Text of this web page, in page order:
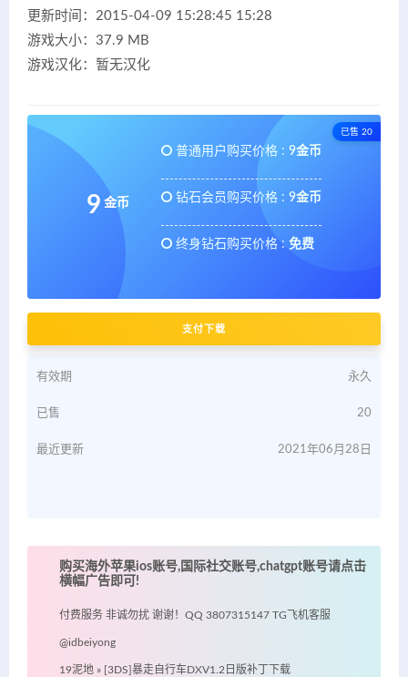
更新时间：2015-04-09 15:28:45 15:28
游戏大小：37.9 MB
游戏汉化：暂无汉化
已售 20
9 金币
普通用户购买价格 : 9金币
钻石会员购买价格 : 9金币
终身钻石购买价格 : 免费
支付下载
有效期 永久
已售 20
最近更新 2021年06月28日
购买海外苹果ios账号,国际社交账号,chatgpt账号请点击
横幅广告即可!
付费服务 非诚勿扰 谢谢！QQ 3807315147 TG飞机客服
@idbeiyong
19泥地 » [3DS]暴走自行车DXV1.2日版补丁下载